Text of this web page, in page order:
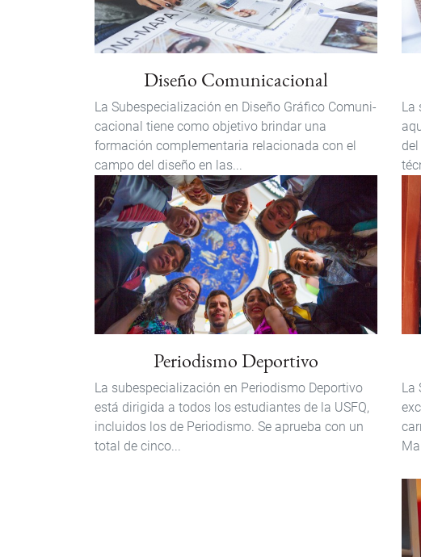
Diseño Comunicacional
La Subespecialización en Diseño Gráfico Comuni­
cacional tiene como objetivo brindar una
formación complementaria relacionada con el
campo del diseño en las...
La
Periodismo Deportivo
La subespecialización en Periodismo Deportivo
está dirigida a todos los estudiantes de la USFQ,
incluidos los de Periodismo. Se aprueba con un
total de cinco...
La